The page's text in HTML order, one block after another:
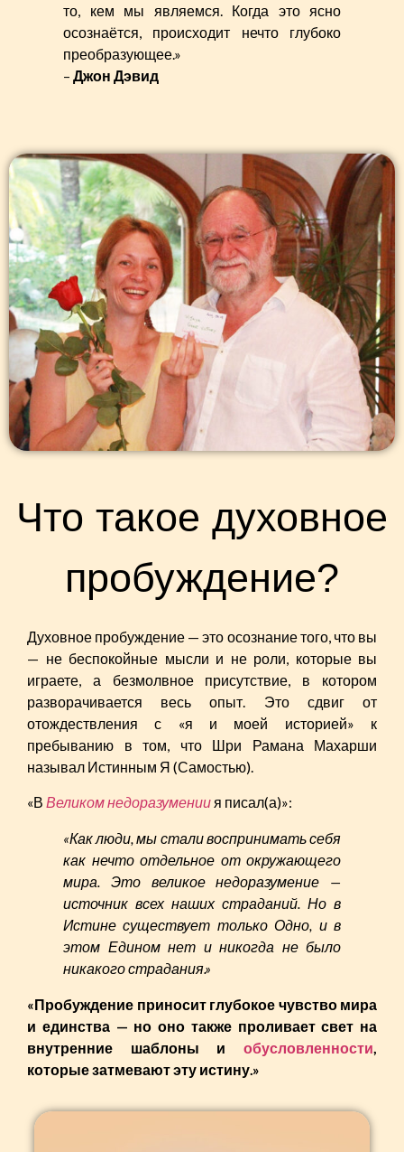
то, кем мы являемся. Когда это ясно
осознаётся, происходит нечто глубоко
преобразующее.»
– Джон Дэвид
Что такое духовное
пробуждение?
Духовное пробуждение — это осознание того, что вы
— не беспокойные мысли и не роли, которые вы
играете, а безмолвное присутствие, в котором
разворачивается весь опыт. Это сдвиг от
отождествления с «я и моей историей» к
пребыванию в том, что Шри Рамана Махарши
называл Истинным Я (Самостью).
«В Великом недоразумении я писал(а)»:
«Как люди, мы стали воспринимать себя
как нечто отдельное от окружающего
мира. Это великое недоразумение —
источник всех наших страданий. Но в
Истине существует только Одно, и в
этом Едином нет и никогда не было
никакого страдания.»
«Пробуждение приносит глубокое чувство мира
и единства — но оно также проливает свет на
внутренние шаблоны и обусловленности
которые затмевают эту истину.»